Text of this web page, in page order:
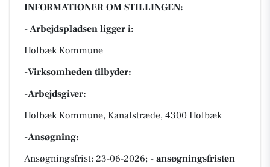
INFORMATIONER OM STILLINGEN:
- Arbejdspladsen ligger i:
Holbæk Kommune
-Virksomheden tilbyder:
-Arbejdsgiver:
Holbæk Kommune, Kanalstræde, 4300 Holbæk
-Ansøgning:
Ansøgningsfrist: 23-06-2026; - ansøgningsfristen